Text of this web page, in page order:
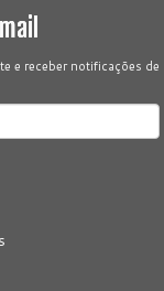
e receber notificações de